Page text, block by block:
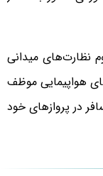
نظارت‌های میدانی
هواپیمایی موظف
در پروازهای خود